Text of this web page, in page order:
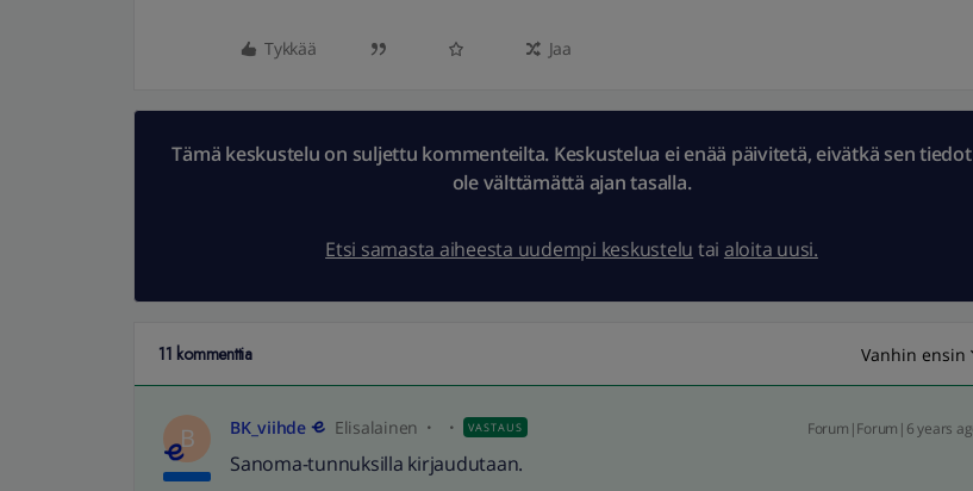
Tykkää Jaa
Tämä keskustelu on suljettu kommenteilta. Keskustelua ei enää päivitetä, eivätkä sen tiedot
ole välttämättä ajan tasalla.
Etsi samasta aiheesta uudempi keskustelu tai aloita uusi.
11 kommenttia Vanhin ensin
B BK_viihde Elisalainen VASTAUS Forum|Forum|6 years
Sanoma-tunnuksilla kirjaudutaan.